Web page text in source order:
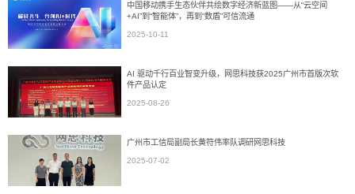
中国移动携手生态伙伴共绘数字经济新蓝图——从“云空间
+AI”到“智能体”，再到“数盾”可信流通
2025-10-11
AI 驱动千行百业智变升级，网思科技获2025广州市首版次软
件产品认定
2025-08-26
广州市工信局副局长黄符伟率队调研网思科技
2025-07-02